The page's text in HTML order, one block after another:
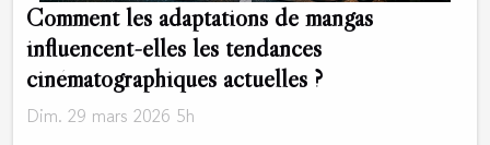
Comment les adaptations de mangas
influencent-elles les tendances
cinématographiques actuelles ?
Dim. 29 mars 2026 5h